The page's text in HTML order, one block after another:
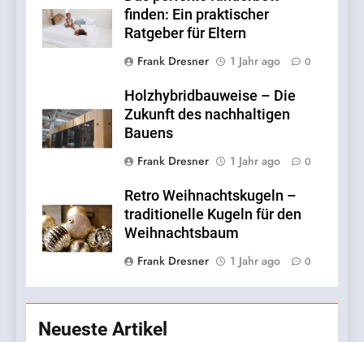
finden: Ein praktischer
Ratgeber für Eltern
Frank Dresner
1 Jahr ago 0
Holzhybridbauweise – Die
Zukunft des nachhaltigen
Bauens
Frank Dresner
1 Jahr ago 0
Retro Weihnachtskugeln –
traditionelle Kugeln für den
Weihnachtsbaum
Frank Dresner
1 Jahr ago 0
Neueste Artikel